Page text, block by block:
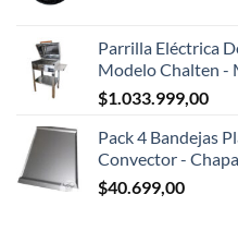
Parrilla Eléctrica
Modelo Chalten -
$1.033.999,00
Pack 4 Bandejas
Convector -
$40.699,00